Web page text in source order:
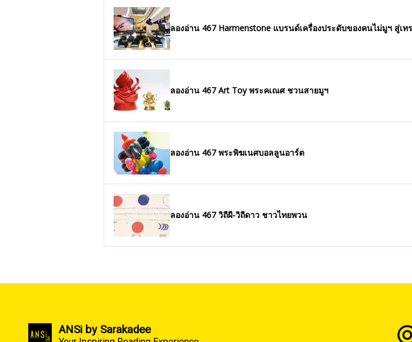
ลองอ่าน 467 Harmenstone แบรนด์เครื่องประดับของคนไม่มูฯ สู่เ
ลองอ่าน 467 Art Toy พระคเณศ ชวนสายมูฯ
ลองอ่าน 467 พระพิฆเนศบอลลูนอาร์ต
ลองอ่าน 467 วิถีผี-วิถีดาว ชาวไทยพวน
ANSi by Sarakadee